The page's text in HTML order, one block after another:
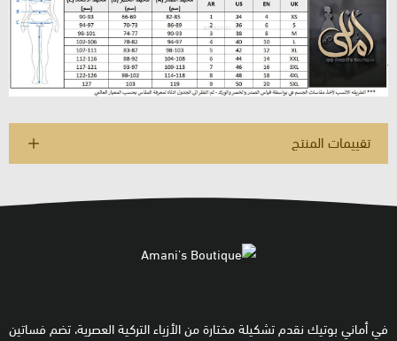
تقييمات المنتج
في أماني بوتيك نقدم تشكيلة مختارة من الأزياء التركية العصرية، تضم فساتين